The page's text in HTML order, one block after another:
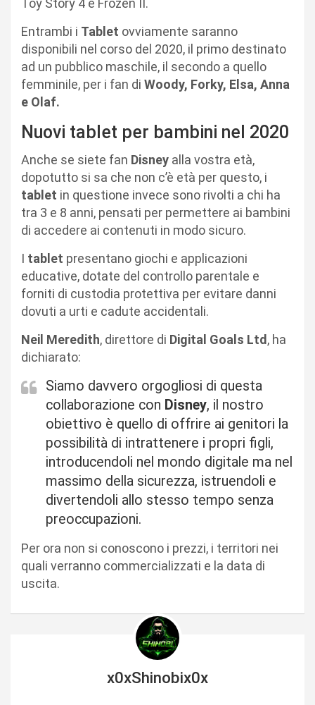
Toy Story 4 e Frozen II.
Entrambi i Tablet ovviamente saranno
disponibili nel corso del 2020, il primo destinato
ad un pubblico maschile, il secondo a quello
femminile, per i fan di Woody, Forky, Elsa, Anna
e Olaf.
Nuovi tablet per bambini nel 2020
Anche se siete fan Disney alla vostra età,
dopotutto si sa che non c’è età per questo, i
tablet in questione invece sono rivolti a chi ha
tra 3 e 8 anni, pensati per permettere ai bambini
di accedere ai contenuti in modo sicuro.
I tablet presentano giochi e applicazioni
educative, dotate del controllo parentale e
forniti di custodia protettiva per evitare danni
dovuti a urti e cadute accidentali.
Neil Meredith, direttore di Digital Goals Ltd, ha
dichiarato:
Siamo davvero orgogliosi di questa
collaborazione con Disney, il nostro
obiettivo è quello di offrire ai genitori la
possibilità di intrattenere i propri figli,
introducendoli nel mondo digitale ma nel
massimo della sicurezza, istruendoli e
divertendoli allo stesso tempo senza
preoccupazioni.
Per ora non si conoscono i prezzi, i territori nei
quali verranno commercializzati e la data di
uscita.
x0xShinobix0x